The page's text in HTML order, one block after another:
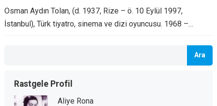
Osman Aydın Tolan, (d. 1937, Rize – ö. 10 Eylül 1997,
İstanbul), Türk tiyatro, sinema ve dizi oyuncusu. 1968 –…
Ara
Rastgele Profil
Aliye Rona